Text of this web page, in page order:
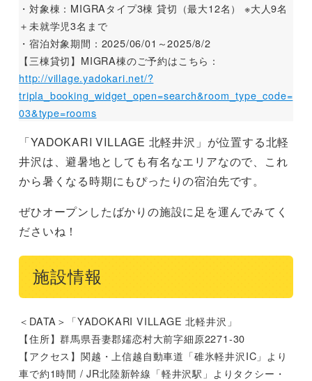
・対象棟：MIGRAタイプ3棟 貸切（最大12名） ※大人9名
＋未就学児3名まで
・宿泊対象期間：2025/06/01～2025/8/2
【三棟貸切】MIGRA棟のご予約はこちら：
http://village.yadokari.net/?
tripla_booking_widget_open=search&room_type_code=
03&type=rooms
「YADOKARI VILLAGE 北軽井沢」が位置する北軽
井沢は、避暑地としても有名なエリアなので、これ
から暑くなる時期にもぴったりの宿泊先です。
ぜひオープンしたばかりの施設に足を運んでみてく
ださいね！
施設情報
＜DATA＞「YADOKARI VILLAGE 北軽井沢」
【住所】群馬県吾妻郡嬬恋村大前字細原2271-30
【アクセス】関越・上信越自動車道「碓氷軽井沢IC」より
車で約1時間 / JR北陸新幹線「軽井沢駅」よりタクシー・